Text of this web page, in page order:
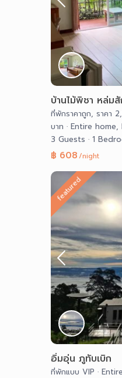
บ้านไม้พิชา หล่ม
ที่พักราคาถูก, ราคา
บาท · Entire home,
3 Guests · 1
฿ 608/night
featured
อิ่มอุ่น ภูทับเบิก
ที่พักแบบ VIP ·